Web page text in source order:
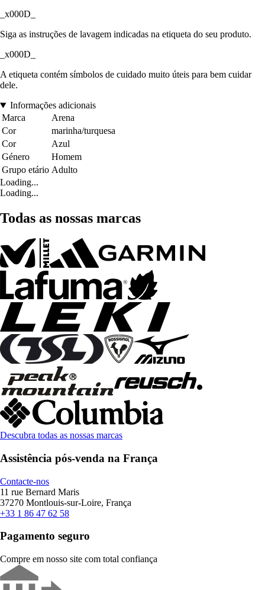
_x000D_
Siga as instruções de lavagem indicadas na etiqueta do seu produto.
_x000D_
A etiqueta contém símbolos de cuidado muito úteis para bem cuidar
dele.
Informações adicionais
Marca
Arena
Cor
marinha/turquesa
Cor
Azul
Género
Homem
Grupo etário Adulto
Loading...
Loading...
Todas as nossas marcas
Descubra todas as nossas marcas
Assistência pós-venda na França
Contacte-nos
11 rue Bernard Maris
37270 Montlouis-sur-Loire, França
+33 1 86 47 62 58
Pagamento seguro
Compre em nosso site com total confiança